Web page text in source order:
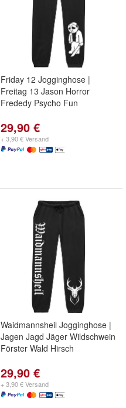
Friday 12 Jogginghose |
Freitag 13 Jason Horror
Frededy Psycho Fun
29,90 €
+ 3,90 € Versand
Waidmannsheil Jogginghose |
Jagen Jagd Jäger Wildschwein
Förster Wald Hirsch
29,90 €
+ 3,90 € Versand